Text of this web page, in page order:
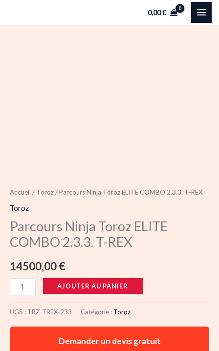
0,00€
Accueil / Toroz/ Parcours Ninja Toroz ELITE COMBO 2.3.3. T-REX
Toroz
Parcours Ninja Toroz ELITE
COMBO 2.3.3. T-REX
14500,00€
AJOUTER AU PANIER
UGS : TRZ-TREX-233 Catégorie : Toroz
Demander un devis gratuit